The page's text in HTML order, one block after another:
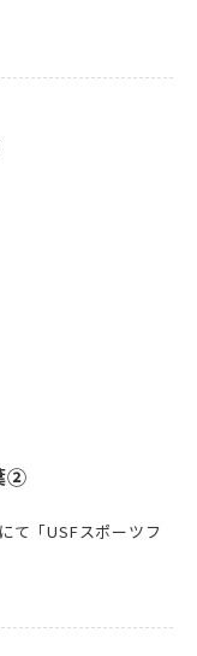
②
て「USFスポーツフ